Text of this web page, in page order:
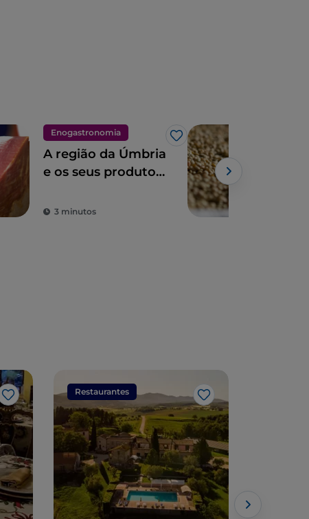
Enogastronomia
Gosto
A região da Úmbria
e os seus produtos
3 minutos
Gosto
Restaurantes
Gosto